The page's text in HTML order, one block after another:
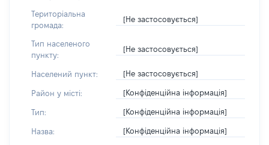
Територіальна
громада:
[Не застосовується]
Тип населеного
пункту:
[Не застосовується]
Населений пункт: [Не застосовується]
Район у місті: [Конфіденційна інформація]
Тип: [Конфіденційна інформація]
Назва: [Конфіденційна інформація]